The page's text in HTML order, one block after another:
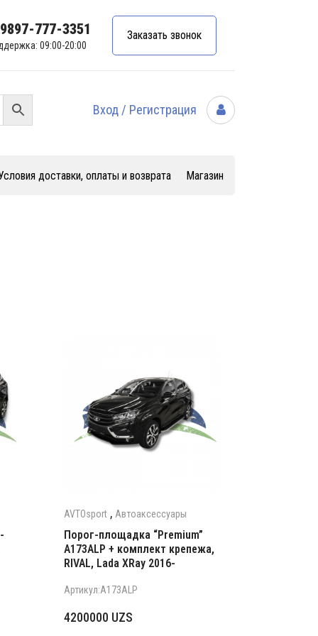
777-3351
09:00-20:00
Заказать звонок
Вход / Регистрация
доставки, оплаты и возврата Магазин
AVTOsport , Автоаксессуары
Порог-площадка “Premium”
A173ALP + комплект крепежа,
RIVAL, Lada XRay 2016-
Артикул:A173ALP
4200000 UZS